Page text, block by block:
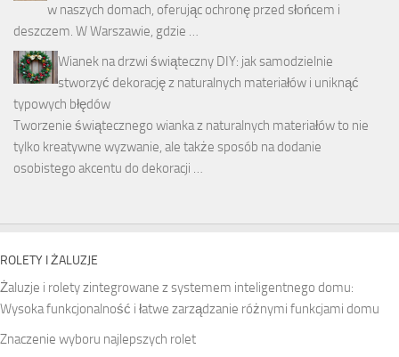
w naszych domach, oferując ochronę przed słońcem i
deszczem. W Warszawie, gdzie …
Wianek na drzwi świąteczny DIY: jak samodzielnie
stworzyć dekorację z naturalnych materiałów i uniknąć
typowych błędów
Tworzenie świątecznego wianka z naturalnych materiałów to nie
tylko kreatywne wyzwanie, ale także sposób na dodanie
osobistego akcentu do dekoracji …
ROLETY I ŻALUZJE
Żaluzje i rolety zintegrowane z systemem inteligentnego domu:
Wysoka funkcjonalność i łatwe zarządzanie różnymi funkcjami domu
Znaczenie wyboru najlepszych rolet